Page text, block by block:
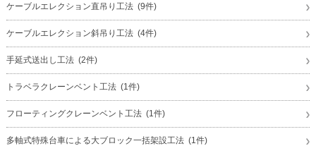
ケーブルエレクション直吊り工法 (9件)
ケーブルエレクション斜吊り工法 (4件)
手延式送出し工法 (2件)
トラベラクレーンベント工法 (1件)
フローティングクレーンベント工法 (1件)
多軸式特殊台車による大ブロック一括架設工法 (1件)